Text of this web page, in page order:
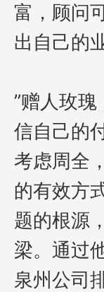
富，顾问
出自己的
”赠人玫
信自己的
考虑周全
的有效方
题的根源
梁。 通过
泉州公司